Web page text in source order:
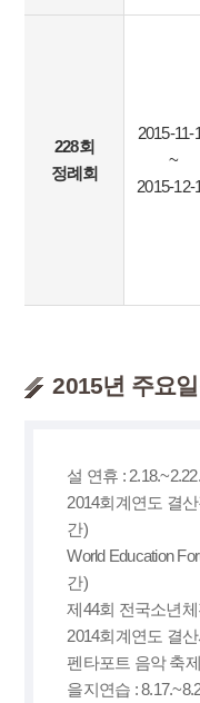
228회
정례회
2015-11-
~
2015-12-
2015년 주요
설 연휴 :
2014회계연도 결
간)
World Education
간)
제44회 전국소년체
2014회계연도 결
펜타포트 음악 축
을지연습 :